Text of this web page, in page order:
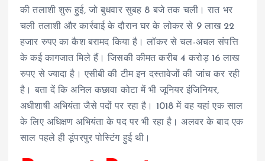
की तलाशी शुरू हुई, जो बुधवार सुबह 8 बजे तक चली। रात भर
चली तलाशी और कार्रवाई के दौरान घर के लोकर से 9 लाख 22
हजार रुपए का कैश बरामद किया है। लॉकर से चल-अचल संपत्ति
के कई कागजात मिले हैं। जिसकी कीमत करीब 4 करोड़ 16 लाख
रुपए से ज्यादा है। एसीबी की टीम इन दस्तावेजों की जांच कर रही
है। बता दें कि अनिल कछावा कोटा में भी जूनियर इंजिनियर,
अधीशाषी अभियंता जैसे पदों पर रहा है। 1018 में वह यहां एक साल
के लिए अधिक्षण अभियंता के पद पर भी रहा है। अलवर के बाद एक
साल पहले ही डूंपरपुर पोस्टिंग हुई थी।